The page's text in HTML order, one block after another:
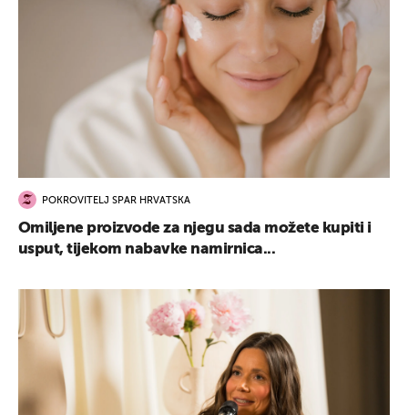
POKROVITELJ SPAR HRVATSKA
Omiljene proizvode za njegu sada možete kupiti i
usput, tijekom nabavke namirnica...